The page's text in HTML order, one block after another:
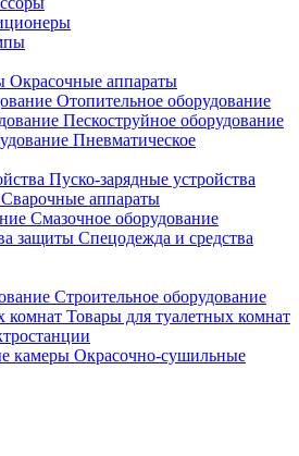
Окрасочные аппараты
Отопительное оборудование
Пескоструйное оборудование
Пневматическое
Пуско-зарядные устройства
Сварочные аппараты
Смазочное оборудование
Спецодежда и средства
Строительное оборудование
Товары для туалетных комнат
Окрасочно-сушильные